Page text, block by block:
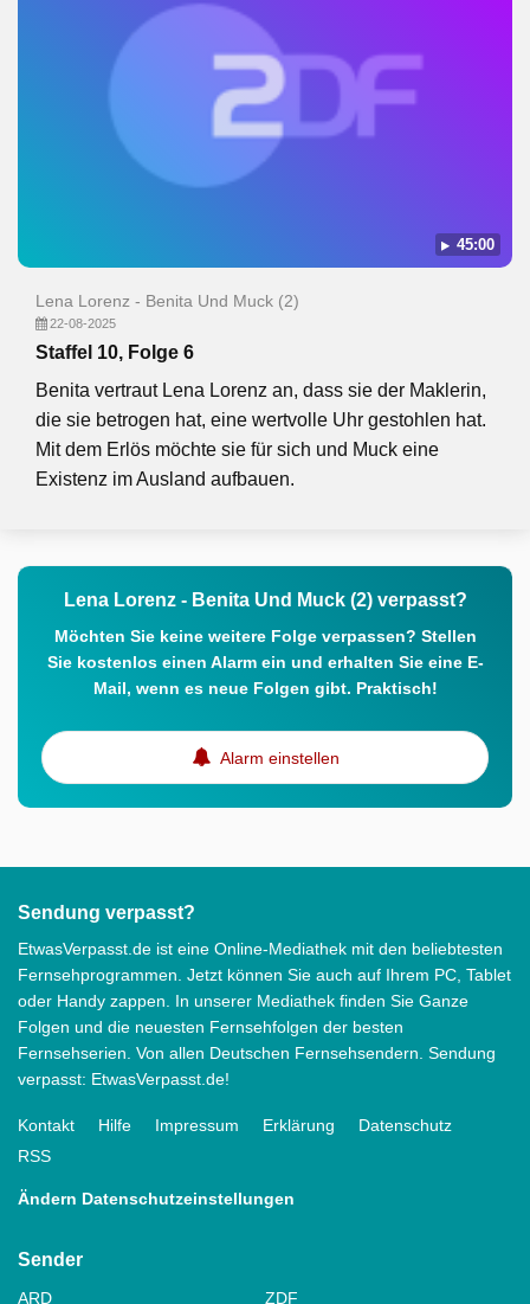
45:00
Lena Lorenz - Benita Und Muck (2)
22-08-2025
Staffel 10, Folge 6
Benita vertraut Lena Lorenz an, dass sie der Maklerin,
die sie betrogen hat, eine wertvolle Uhr gestohlen hat.
Mit dem Erlös möchte sie für sich und Muck eine
Existenz im Ausland aufbauen.
Lena Lorenz - Benita Und Muck (2) verpasst?
Möchten Sie keine weitere Folge verpassen? Stellen
Sie kostenlos einen Alarm ein und erhalten Sie eine E-
Mail, wenn es neue Folgen gibt. Praktisch!
Alarm einstellen
Sendung verpasst?
EtwasVerpasst.de ist eine Online-Mediathek mit den beliebtesten
Fernsehprogrammen. Jetzt können Sie auch auf Ihrem PC, Tablet
oder Handy zappen. In unserer Mediathek finden Sie Ganze
Folgen und die neuesten Fernsehfolgen der besten
Fernsehserien. Von allen Deutschen Fernsehsendern. Sendung
verpasst: EtwasVerpasst.de!
Kontakt Hilfe Impressum Erklärung
Datenschutz
RSS
Ändern Datenschutzeinstellungen
Sender
ARD
ZDF